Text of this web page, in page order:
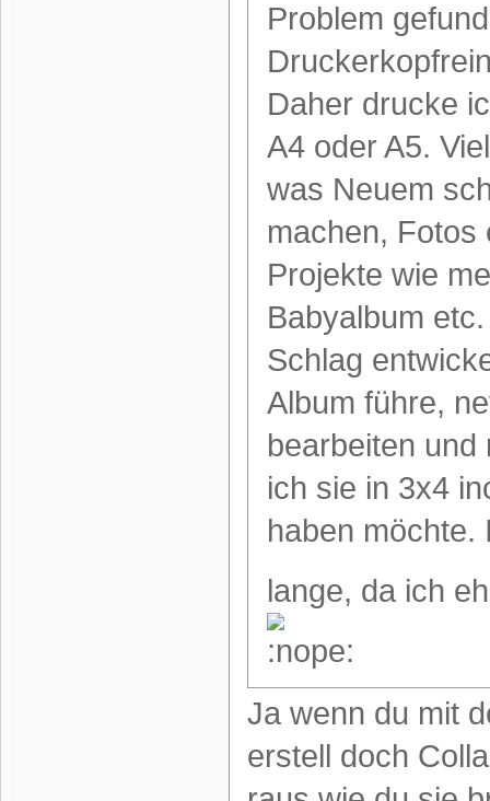
Problem
Daher drucke
A4 oder A5.
was Neuem
machen,
Projekte wie
Babyalbum
Schlag
Album führe,
bearbeiten
ich sie in 3x4
haben
lange, da ich
Ja wenn du mit
erstell doch